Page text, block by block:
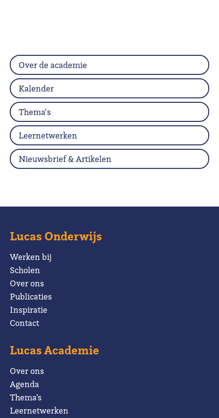
Over de academie
Kalender
Thema's
Leernetwerken
Nieuwsbrief & Artikelen
Lucas Onderwijs
Werken bij
Scholen
Over ons
Publicaties
Inspiratie
Contact
Lucas Academie
Over ons
Agenda
Thema’s
Leernetwerken